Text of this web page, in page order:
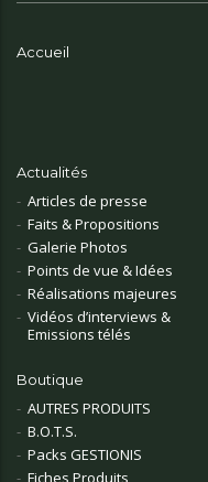
Accueil
Actualités
Articles de presse
Faits & Propositions
Galerie Photos
Points de vue & Idées
Réalisations majeures
Vidéos d’interviews &
Emissions télés
Boutique
AUTRES PRODUITS
B.O.T.S.
Packs GESTIONIS
Fiches Produits